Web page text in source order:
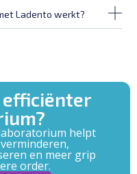
Ladento werkt?
efficiënter
helpt
en meer grip
order.